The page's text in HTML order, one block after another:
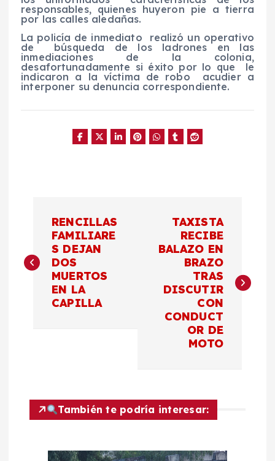
responsables, quienes huyeron pie a tierra
por las calles aledañas.
La policía de inmediato realizó un operativo
de búsqueda de los ladrones en las
inmediaciones de la colonia,
desafortunadamente si éxito por lo que le
indicaron a la víctima de robo acudier a
interponer su denuncia correspondiente.
v
c
RENCILLAS
FAMILIARE
S DEJAN
DOS
MUERTOS
EN LA
CAPILLA
TAXISTA
RECIBE
BALAZO EN
BRAZO
TRAS
DISCUTIR
CON
CONDUCT
OR DE
MOTO
También te podría interesar: